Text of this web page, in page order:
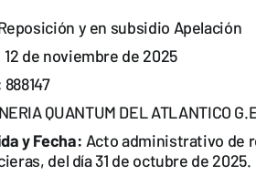
y en subsidio Apelación
12 de noviembre de 2025
888147
QUANTUM DEL ATLANTICO
y Fecha: Acto administrativo de
del día 31 de octubre de 2025.